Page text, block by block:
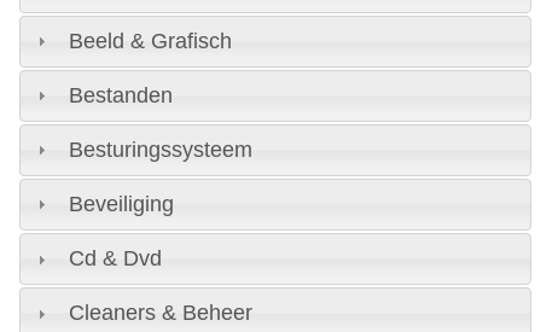
Beeld & Grafisch
Bestanden
Besturingssysteem
Beveiliging
Cd & Dvd
Cleaners & Beheer